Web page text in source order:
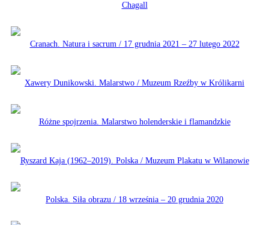
Chagall
Cranach. Natura i sacrum / 17 grudnia 2021 – 27 lutego 2022
Xawery Dunikowski. Malarstwo / Muzeum Rzeźby w Królikarni
Różne spojrzenia. Malarstwo holenderskie i flamandzkie
Ryszard Kaja (1962–2019). Polska / Muzeum Plakatu w Wilanowie
Polska. Siła obrazu / 18 września – 20 grudnia 2020